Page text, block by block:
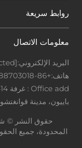
روابط سريعة
معلومات الاتصال
البريد الإلكتروني:[email protected]
هاتف: +86-18588703018
باييون، مدينة
حقوق النشر ©
المحدودة، جميع